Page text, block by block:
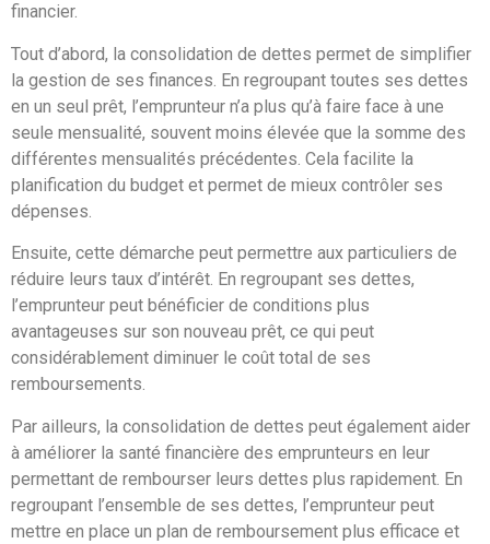
financier.
Tout d’abord, la consolidation de dettes permet de simplifier
la gestion de ses finances. En regroupant toutes ses dettes
en un seul prêt, l’emprunteur n’a plus qu’à faire face à une
seule mensualité, souvent moins élevée que la somme des
différentes mensualités précédentes. Cela facilite la
planification du budget et permet de mieux contrôler ses
dépenses.
Ensuite, cette démarche peut permettre aux particuliers de
réduire leurs taux d’intérêt. En regroupant ses dettes,
l’emprunteur peut bénéficier de conditions plus
avantageuses sur son nouveau prêt, ce qui peut
considérablement diminuer le coût total de ses
remboursements.
Par ailleurs, la consolidation de dettes peut également aider
à améliorer la santé financière des emprunteurs en leur
permettant de rembourser leurs dettes plus rapidement. En
regroupant l’ensemble de ses dettes, l’emprunteur peut
mettre en place un plan de remboursement plus efficace et